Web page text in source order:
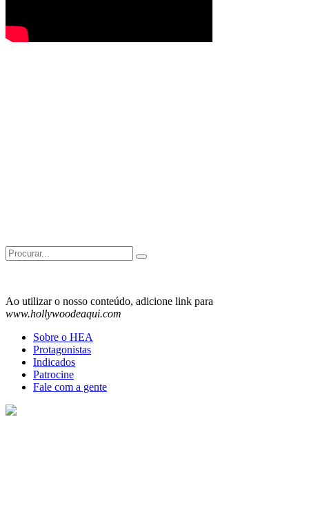
Search
for:
Ao utilizar o nosso conteúdo, adicione link para
www.hollywoodeaqui.com
Sobre o HEA
Protagonistas
Indicados
Patrocine
Fale com a gente